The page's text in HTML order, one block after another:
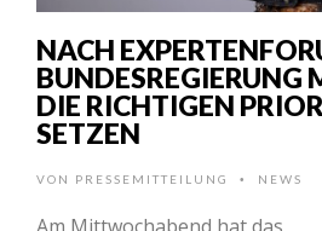
NACH
BUNDESREGIERUNG
DIE RICHTIGEN
SETZEN
VON PRESSEMITTEILUNG • NEWS